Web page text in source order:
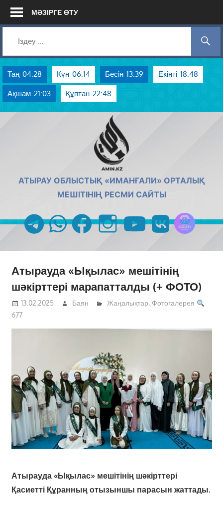
Skip
МӘЗІРГЕ ӨТУ
Таң 04:28 Күн 06:14 Бесін 13:39 Екінті 18:48
Ақшам 21:03 Құптан 22:48
АТЫРАУ ОБЛЫСТЫҚ «ИМАНҒАЛИ» ОРТАЛЫҚ
МЕШІТІНІҢ РЕСМИ САЙТЫ
telegramwhatsappfacebookinstagramyoutubevk
Атырауда «Ықылас» мешітінің
шәкірттері марапатталды (+ ФОТО)
13.02.2025 Баян Жаңалықтар, Фотогалерея
677
Атырауда «Ықылас» мешітінің шәкірттері
Қасиетті Құранның отызыншы парасын жаттады.